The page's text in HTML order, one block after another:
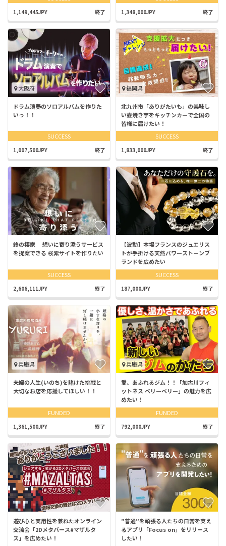
1,149,445JPY 終了 1,348,000JPY 終了
大阪府
ドラム演奏のソロアルバムを作りた
いっ！！
SUCCESS
1,007,500JPY 終了
福岡県
北九州市「ありがたいも」の美味し
い壺焼き芋をキッチンカーで全国の
皆様に届けたい！
SUCCESS
1,833,000JPY 終了
終の棲家 想いに寄り添うサービス
を提案できる 検索サイトを作りたい
SUCCESS
2,606,111JPY 終了
【波動】本場フランスのジュエリス
トが手掛ける天然パワーストーンブ
ランドを広めたい
SUCCESS
187,000JPY 終了
兵庫県
夫婦の人生(いのち)を賭けた挑戦と
大切なお店を応援してほしい！！
FUNDED
1,361,500JPY 終了
兵庫県
愛、あふれるジム！！「加古川フィ
ットネス ベリーベリー」の魅力を広
めたい！
FUNDED
792,000JPY 終了
遊び心と実用性を兼ねたオンライン
交流会「2Dメタバース#マザルタ
ス」を広めたい！
”普通”を頑張る人たちの日常を支え
るアプリ「Focus on」をリリース
したい！